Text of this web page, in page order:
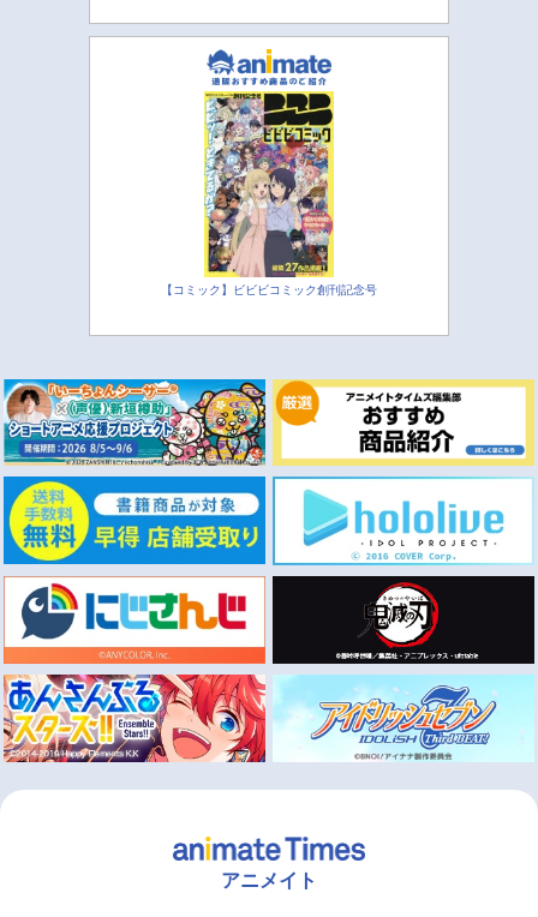
【コミック】ビビビコミック創刊記念号
アニメイト